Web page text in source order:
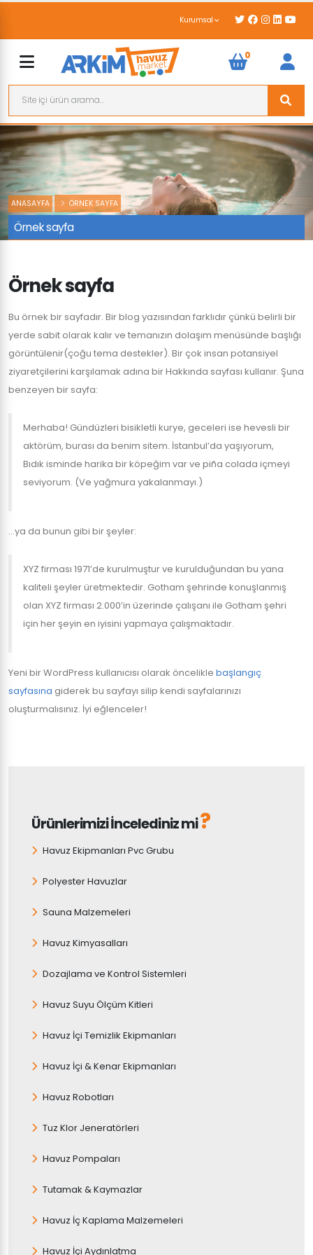
Kurumsal
0
ANASAYFA ÖRNEK SAYFA
Örnek sayfa
Örnek sayfa
Bu örnek bir sayfadır. Bir blog yazısından farklıdır çünkü belirli bir
yerde sabit olarak kalır ve temanızın dolaşım menüsünde başlığı
görüntülenir(çoğu tema destekler). Bir çok insan potansiyel
ziyaretçilerini karşılamak adına bir Hakkında sayfası kullanır. Şuna
benzeyen bir sayfa:
Merhaba! Gündüzleri bisikletli kurye, geceleri ise hevesli bir
aktörüm, burası da benim sitem. İstanbul’da yaşıyorum,
Bıdık isminde harika bir köpeğim var ve piña colada içmeyi
seviyorum. (Ve yağmura yakalanmayı.)
…ya da bunun gibi bir şeyler:
XYZ firması 1971’de kurulmuştur ve kurulduğundan bu yana
kaliteli şeyler üretmektedir. Gotham şehrinde konuşlanmış
olan XYZ firması 2.000’in üzerinde çalışanı ile Gotham şehri
için her şeyin en iyisini yapmaya çalışmaktadır.
Yeni bir WordPress kullanıcısı olarak öncelikle başlangıç
sayfasına giderek bu sayfayı silip kendi sayfalarınızı
oluşturmalısınız. İyi eğlenceler!
Ürünlerimizi İncelediniz mi?
Havuz Ekipmanları Pvc Grubu
Polyester Havuzlar
Sauna Malzemeleri
Havuz Kimyasalları
Dozajlama ve Kontrol Sistemleri
Havuz Suyu Ölçüm Kitleri
Havuz İçi Temizlik Ekipmanları
Havuz İçi & Kenar Ekipmanları
Havuz Robotları
Tuz Klor Jeneratörleri
Havuz Pompaları
Tutamak & Kaymazlar
Havuz İç Kaplama Malzemeleri
Havuz İçi Aydınlatma